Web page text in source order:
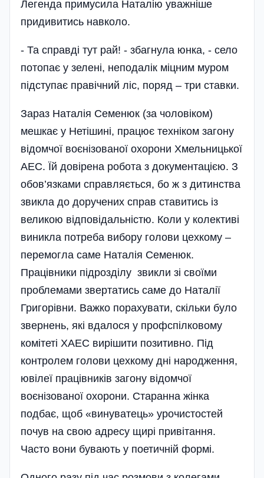
Легенда примусила Наталію уважніше
придивитись навколо.
- Та справді тут рай! - збагнула юнка, - село
потопає у зелені, неподалік міцним муром
підступає правічний ліс, поряд – три ставки.
Зараз Наталія Семенюк (за чоловіком)
мешкає у Нетішині, працює техніком загону
відомчої воєнізованої охорони Хмельницької
АЕС. Їй довірена робота з документацією. З
обов’язками справляється, бо ж з дитинства
звикла до доручених справ ставитись із
великою відповідальністю. Коли у колективі
виникла потреба вибору голови цехкому –
перемогла саме Наталія Семенюк.
Працівники підрозділу звикли зі своїми
проблемами звертатись саме до Наталії
Григорівни. Важко порахувати, скільки було
звернень, які вдалося у профспілковому
комітеті ХАЕС вирішити позитивно. Під
контролем голови цехкому дні народження,
ювілеї працівників загону відомчої
воєнізованої охорони. Старанна жінка
подбає, щоб «винуватець» урочистостей
почув на свою адресу щирі привітання.
Часто вони бувають у поетичній формі.